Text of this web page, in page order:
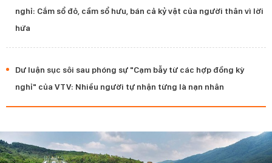
nghỉ: Cắm sổ đỏ, cầm sổ hưu, bán cả kỷ vật của người thân vì lời
hứa
Dư luận sục sôi sau phóng sự "Cạm bẫy từ các hợp đồng kỳ
nghỉ" của VTV: Nhiều người tự nhận từng là nạn nhân